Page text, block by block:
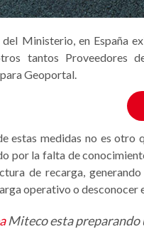
Ministerio, en España
tantos Proveedores
Geoportal.
estas medidas no es otro
por la falta de
de recarga,
operativo o desconocer
Miteco esta preparando